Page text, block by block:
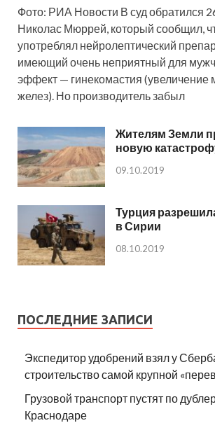
Фото: РИА Новости В суд обратился
Николас Мюррей, который сообщил,
употреблял нейролептический
имеющий очень неприятный для
эффект — гинекомастия (увеличение
желез). Но производитель забыл
Жителям Земли
новую
09.10.2019
Турция
в Сирии
08.10.2019
ПОСЛЕДНИЕ ЗАПИСИ
Экспедитор удобрений взял у
строительство самой крупной
Грузовой транспорт пустят по
Краснодаре